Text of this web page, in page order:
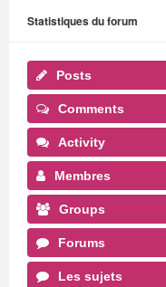
Statistiques du forum
Posts
Comments
Activity
Membres
Groups
Forums
Les sujets